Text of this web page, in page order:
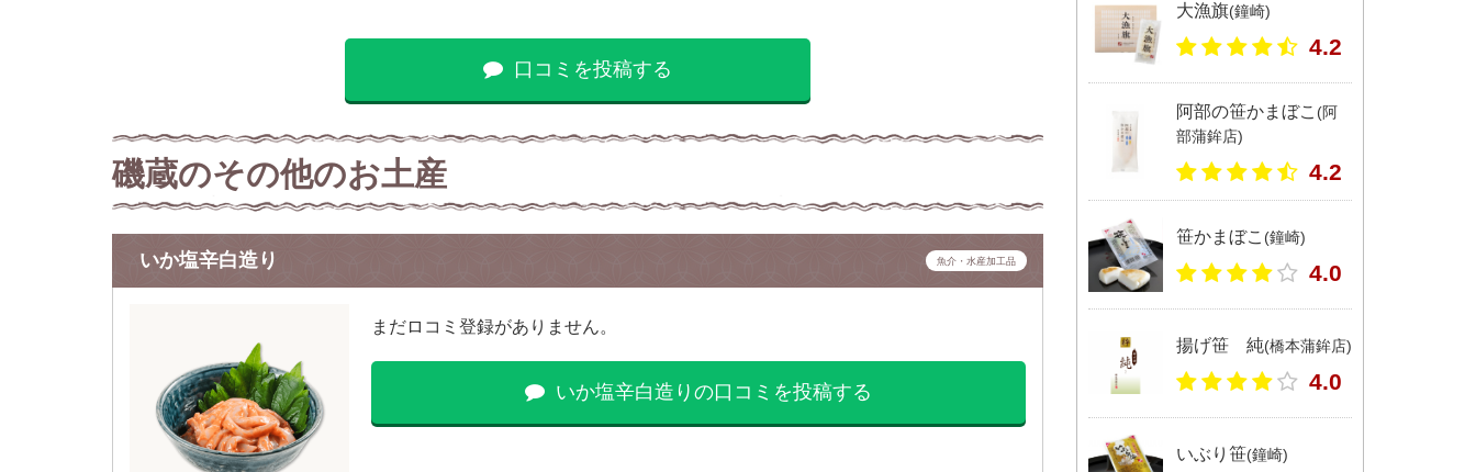
口コミを投稿する
磯蔵のその他のお土産
いか塩辛白造り 魚介・水産加工品
まだロコミ登録がありません。
いか塩辛白造りの口コミを投稿する
大漁旗(鐘崎)
4.2
阿部の笹かまぼこ (阿
部蒲鉾店)
4.2
笹かまぼこ (鐘崎)
4.0
揚げ笹 純(橋本蒲鉾店)
4.0
いぶり笹(鐘崎)